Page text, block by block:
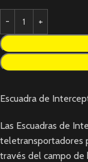
Escuadra de
Las Escuadras de
teletransportadores
través del campo de